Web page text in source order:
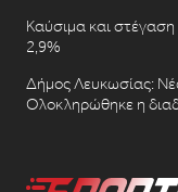
Καύσιμα και
2,9%
Δήμος Λευκωσίας:
Ολοκληρώθηκε η